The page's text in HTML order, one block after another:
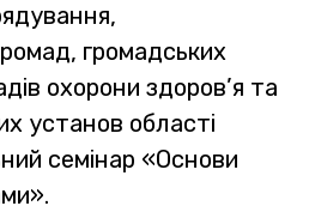
громадських
охорони здоров’я та
установ області
семінар «Основи